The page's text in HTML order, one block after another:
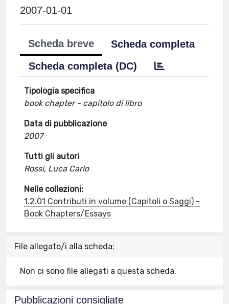
2007-01-01
Scheda breve
Scheda completa
Scheda completa (DC)
Tipologia specifica
book chapter - capitolo di libro
Data di pubblicazione
2007
Tutti gli autori
Rossi, Luca Carlo
Nelle collezioni:
1.2.01 Contributi in volume (Capitoli o Saggi) -
Book Chapters/Essays
File allegato/i alla scheda:
Non ci sono file allegati a questa scheda.
Pubblicazioni consigliate